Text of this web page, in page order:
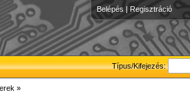
Belépés | Regisztráció
Típus/Kifejezés:
»